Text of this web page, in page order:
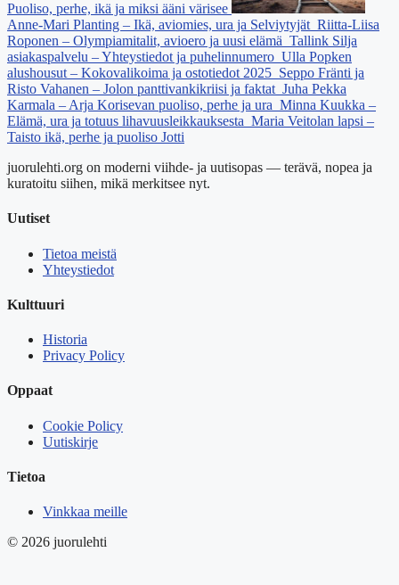
Puoliso, perhe, ikä ja miksi ääni värisee
Anne-Mari Planting – Ikä, aviomies, ura ja Selviytyjät Riitta-Liisa
Roponen – Olympiamitalit, avioero ja uusi elämä Tallink Silja
asiakaspalvelu – Yhteystiedot ja puhelinnumero Ulla Popken
alushousut – Kokovalikoima ja ostotiedot 2025 Seppo Fränti ja
Risto Vahanen – Jolon panttivankikriisi ja faktat Juha Pekka
Karmala – Arja Korisevan puoliso, perhe ja ura Minna Kuukka –
Elämä, ura ja totuus lihavuusleikkauksesta Maria Veitolan lapsi –
Taisto ikä, perhe ja puoliso Jotti
juorulehti.org on moderni viihde- ja uutisopas — terävä, nopea ja
kuratoitu siihen, mikä merkitsee nyt.
Uutiset
Tietoa meistä
Yhteystiedot
Kulttuuri
Historia
Privacy Policy
Oppaat
Cookie Policy
Uutiskirje
Tietoa
Vinkkaa meille
© 2026 juorulehti